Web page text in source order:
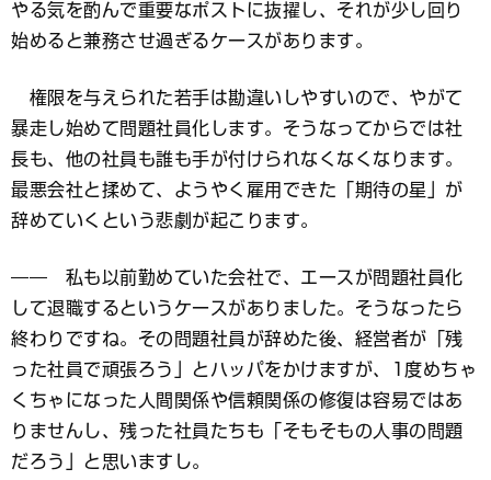
やる気を酌んで重要なポストに抜擢し、それが少し回り
始めると兼務させ過ぎるケースがあります。
権限を与えられた若手は勘違いしやすいので、やがて
暴走し始めて問題社員化します。そうなってからでは社
長も、他の社員も誰も手が付けられなくなくなります。
最悪会社と揉めて、ようやく雇用できた「期待の星」が
辞めていくという悲劇が起こります。
―― 私も以前勤めていた会社で、エースが問題社員化
して退職するというケースがありました。そうなったら
終わりですね。その問題社員が辞めた後、経営者が「残
った社員で頑張ろう」とハッパをかけますが、1度めちゃ
くちゃになった人間関係や信頼関係の修復は容易ではあ
りませんし、残った社員たちも「そもそもの人事の問題
だろう」と思いますし。